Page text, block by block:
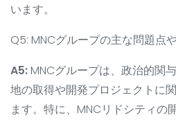
います。
Q5: MNCグループの主な問題点
A5:MNCグループは、政治的関
地の取得や開発プロジェクトに
ます。特に、MNCリドシティの